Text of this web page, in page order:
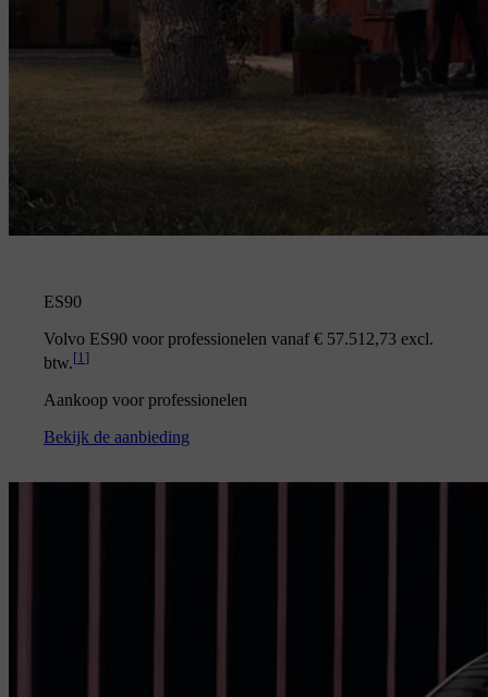
ES90
Volvo ES90 voor professionelen vanaf € 57.512,73 excl.
btw.[1 ]
Aankoop voor professionelen
Bekijk de aanbieding